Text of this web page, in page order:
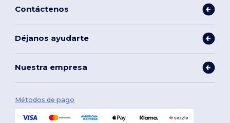
Contáctenos
Déjanos ayudarte
Nuestra empresa
Métodos de pago